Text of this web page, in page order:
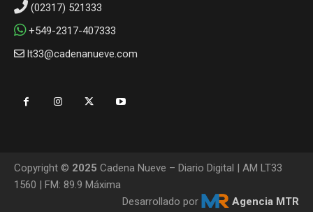
(02317) 521333
+549-2317-407333
lt33@cadenanueve.com
Copyright © 2025 Cadena Nueve – Diario Digital | AM LT33
1560 | FM: 89.9 Máxima
Desarrollado por
Agencia MTR